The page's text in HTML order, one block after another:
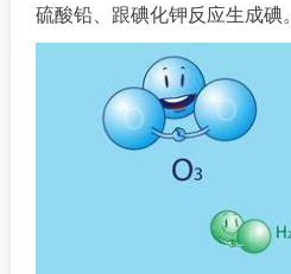
硫酸铅、跟碘化钾反应生成碘。